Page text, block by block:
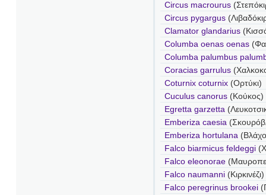
Circus macrourus
Circus pygargus
Clamator glandarius
Columba oenas oenas
Columba palumbus
Coracias garrulus
Coturnix coturnix (Ορτύκι)
Cuculus canorus (Κούκος)
Egretta garzetta
Emberiza caesia
Emberiza hortulana
Falco biarmicus feldeggi
Falco eleonorae
Falco naumanni (Κιρκινέζι)
Falco peregrinus brookei